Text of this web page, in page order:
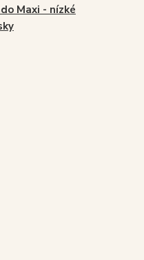
Maxi - nízké